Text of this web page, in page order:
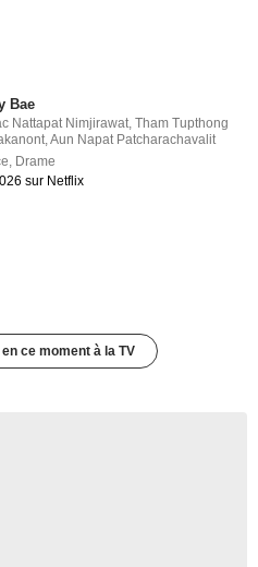
Bae
Nattapat Nimjirawat ,Tham Tupthong
,Aun Napat Patcharachavalit
Drame
sur Netflix
ce moment à la TV